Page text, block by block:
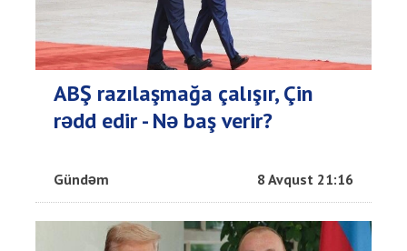
ABŞ razılaşmağa çalışır, Çin
rədd edir - Nə baş verir?
Gündəm 8 Avqust 21:16